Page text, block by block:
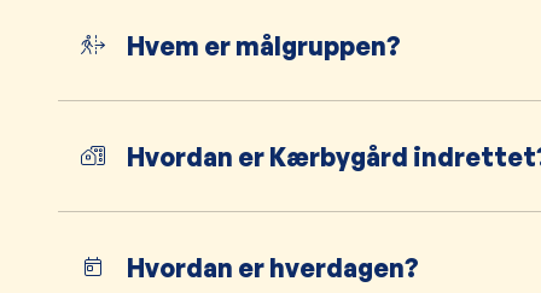
Hvem er målgruppen?
Hvordan er Kærbygård
Hvordan er hverdagen?